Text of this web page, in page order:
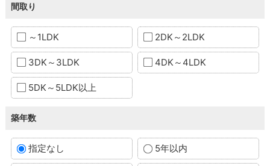
間取り
～1LDK 2DK～2LDK
3DK～3LDK 4DK～4LDK
5DK～5LDK以上
築年数
指定なし 5年以内